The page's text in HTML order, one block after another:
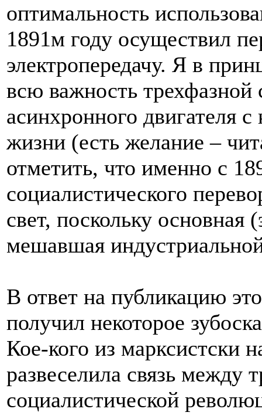
оптимальность
1891м году осуществил
электропередачу. Я в
всю важность трехфазной
асинхронного двигателя
жизни (есть желание –
отметить, что именно с
социалистического
свет, поскольку основная
мешавшая
В ответ на публикацию
получил некоторое
Кое-кого из марксистски
развеселила связь между
социалистической